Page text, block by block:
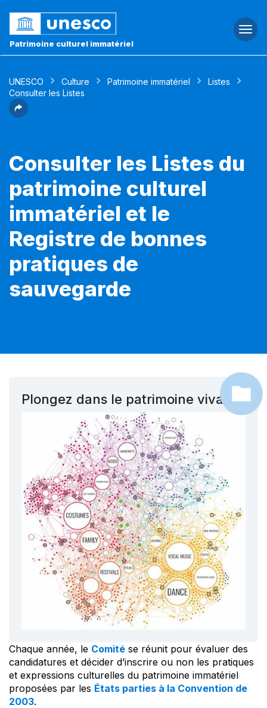
Patrimoine culturel immatériel
UNESCO Culture Patrimoine immatériel
Listes
Consulter les Listes
Consulter les Listes du
patrimoine culturel
immatériel et le
Registre de bonnes
pratiques de
sauvegarde
Plongez dans le patrimoine vivant !
Chaque année, le Comité se réunit pour évaluer des
candidatures et décider d’inscrire ou non les pratiques
et expressions culturelles du patrimoine immatériel
proposées par les États parties à la Convention de
2003.